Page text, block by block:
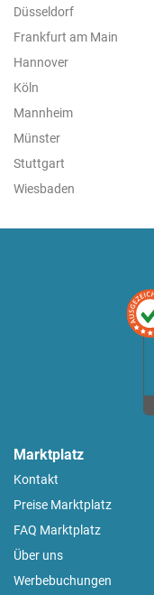
Düsseldorf
Frankfurt am Main
Hannover
Köln
Mannheim
Münster
Stuttgart
Wiesbaden
Marktplatz
Kontakt
Preise Marktplatz
FAQ Marktplatz
Über uns
Werbebuchungen